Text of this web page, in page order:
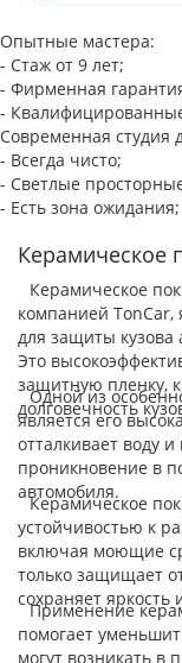
Опытные мастера:
- Стаж от 9 лет;
- Фирменная
-
Современная студия
- Всегда чисто;
- Светлые
- Есть зона ожидания;
Керамическое
Керамическое
компанией
для защиты кузова
Это
защитную пленку,
долговечность
Одной из
является его
отталкивает воду
проникновение в
автомобиля.
Керамическое
устойчивостью к
включая моющие
только защищает
сохраняет яркость
Применение
помогает
могут возникать в